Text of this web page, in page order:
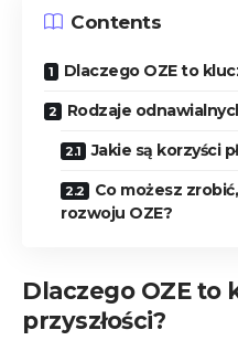
Contents
Dlaczego OZE to
Rodzaje
Jakie są korzyści
Co możesz
rozwoju OZE?
Dlaczego OZE to
przyszłości?